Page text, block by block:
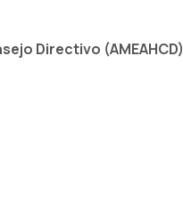
Directivo (AMEAHCD)